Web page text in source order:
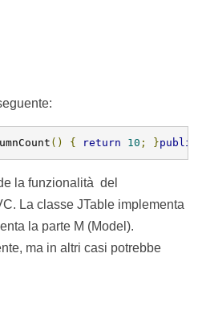
() { return 10 ; }public
la funzionalità del
La classe JTable implementa
la parte M (Model).
ma in altri casi potrebbe